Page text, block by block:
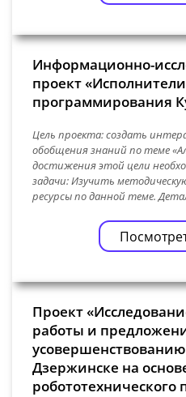
Информационно-
проект
программирования
Цель проекта: создать
обобщения знаний по теме
достижения этой цели
задачи: Изучить
ресурсы по данной теме.
Проект
работы и
Дзержинске на
робототехнического